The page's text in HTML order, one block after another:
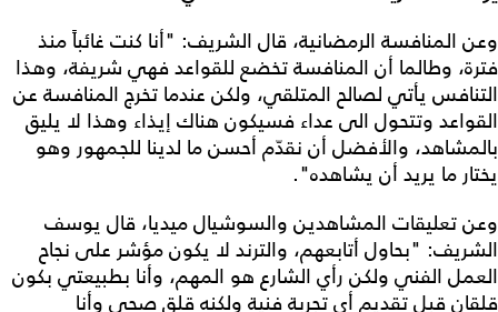
وعن المنافسة الرمضانية، قال الشريف: "أنا كنت غائباً منذ
فترة، وطالما أن المنافسة تخضع للقواعد فهي شريفة، وهذا
التنافس يأتي لصالح المتلقي، ولكن عندما تخرج المنافسة عن
القواعد وتتحول الى عداء فسيكون هناك إيذاء وهذا لا يليق
بالمشاهد، والأفضل أن نقدّم أحسن ما لدينا للجمهور وهو
يختار ما يريد أن يشاهده".
وعن تعليقات المشاهدين والسوشيال ميديا، قال يوسف
الشريف: "بحاول أتابعهم، والترند لا يكون مؤشر على نجاح
العمل الفني ولكن رأي الشارع هو المهم، وأنا بطبيعتي بكون
قلقان قبل تقديم أي تجربة فنية ولكنه قلق صحي وأنا